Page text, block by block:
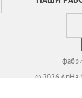
© 2026 АрНа